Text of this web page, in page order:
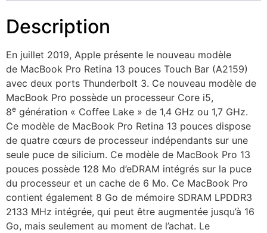
Description
En juillet 2019, Apple présente le nouveau modèle
de MacBook Pro Retina 13 pouces Touch Bar (A2159)
avec deux ports Thunderbolt 3. Ce nouveau modèle de
MacBook Pro possède un processeur Core i5,
8e génération « Coffee Lake » de 1,4 GHz ou 1,7 GHz.
Ce modèle de MacBook Pro Retina 13 pouces dispose
de quatre cœurs de processeur indépendants sur une
seule puce de silicium. Ce modèle de MacBook Pro 13
pouces possède 128 Mo d’eDRAM intégrés sur la puce
du processeur et un cache de 6 Mo. Ce MacBook Pro
contient également 8 Go de mémoire SDRAM LPDDR3
2133 MHz intégrée, qui peut être augmentée jusqu’à 16
Go, mais seulement au moment de l’achat. Le